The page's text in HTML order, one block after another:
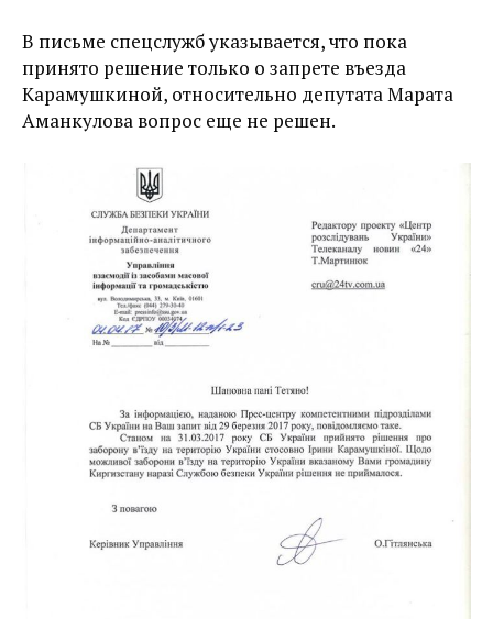
В письме спецслужб указывается, что пока
принято решение только о запрете въезда
Карамушкиной, относительно депутата Марата
Аманкулова вопрос еще не решен.